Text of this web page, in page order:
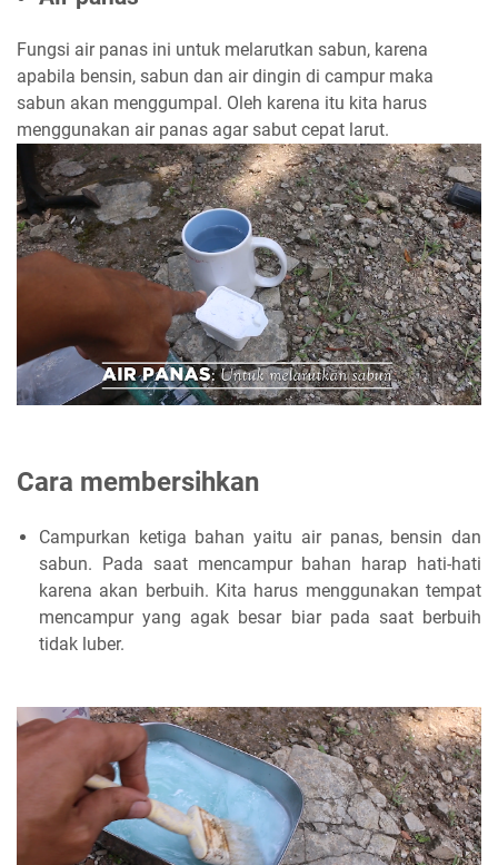
Fungsi air panas ini untuk melarutkan sabun, karena
apabila bensin, sabun dan air dingin di campur maka
sabun akan menggumpal. Oleh karena itu kita harus
menggunakan air panas agar sabut cepat larut.
Cara membersihkan
Campurkan ketiga bahan yaitu air panas, bensin dan
sabun. Pada saat mencampur bahan harap hati-hati
karena akan berbuih. Kita harus menggunakan tempat
mencampur yang agak besar biar pada saat berbuih
tidak luber.